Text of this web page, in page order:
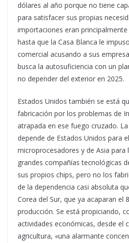
dólares al año porque no tiene
para satisfacer sus propias
importaciones eran
hasta que la Casa Blanca le
comercial acusando a sus
busca la autosuficiencia con un
no depender del exterior en 2025.
Estados Unidos también se está
fabricación por los problemas de
atrapada en ese fuego cruzado.
depende de Estados Unidos para
microprocesadores y de Asia para
grandes compañías tecnológicas
sus propios chips, pero no los
de la dependencia casi absoluta
Corea del Sur, que ya acaparan el
producción. Se está propiciando,
actividades económicas, desde el
agricultura, «una alarmante